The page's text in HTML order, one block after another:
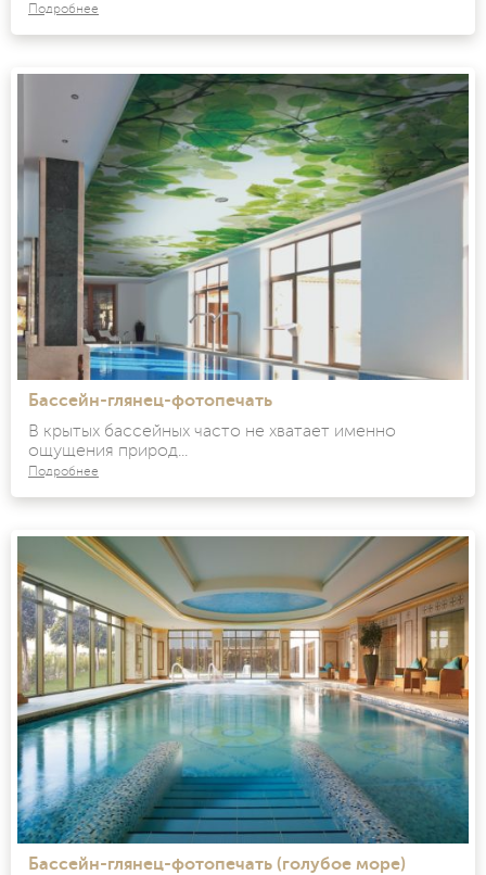
Подробнее
Бассейн-глянец-фотопечать
В крытых бассейных часто не хватает именно
ощущения природ...
Подробнее
Бассейн-глянец-фотопечать (голубое море)